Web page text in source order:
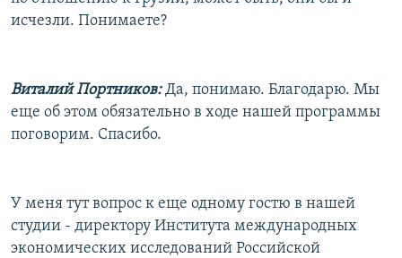
исчезли. Понимаете?
Виталий Портников:Да, понимаю. Благодарю. Мы
еще об этом обязательно в ходе нашей программы
поговорим. Спасибо.
У меня тут вопрос к еще одному гостю в нашей
студии - директору Института международных
экономических исследований Российской